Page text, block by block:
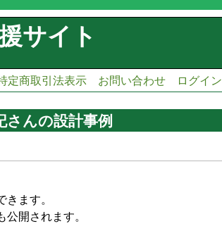
サイト
定商取引法表示 お問い合わせ ログイン
さんの設計事例
ます。
開されます。